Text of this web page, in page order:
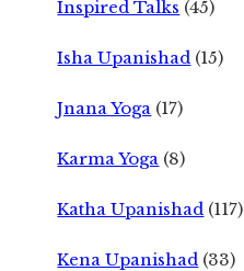
Inspired Talks (45)
Isha Upanishad (15)
Jnana Yoga (17)
Karma Yoga (8)
Katha Upanishad (117)
Kena Upanishad (33)